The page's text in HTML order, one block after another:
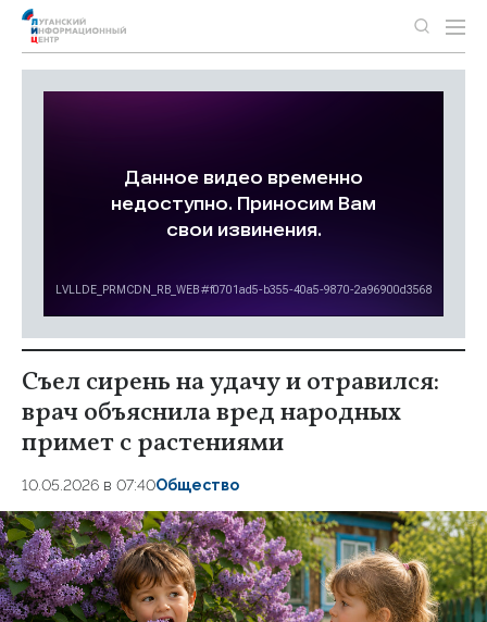
Съел сирень на удачу и отравился:
врач объяснила вред народных
примет с растениями
10.05.2026 в 07:40Общество